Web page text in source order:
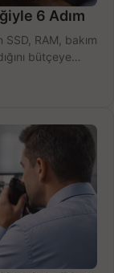
6 Adım
RAM, bakım
bütçeye